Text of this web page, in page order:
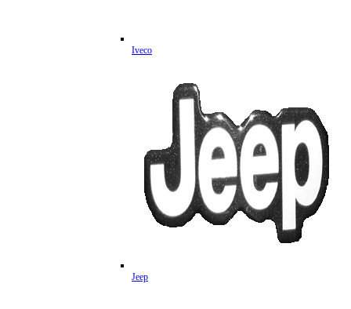
Iveco
Jeep